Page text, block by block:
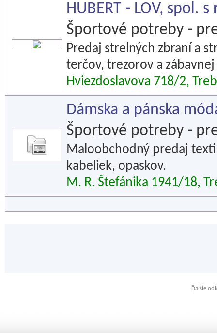
HUBERT - LOV, spol.
Športové potreby -
Predaj strelných zbraní a
terčov, trezorov a
Hviezdoslavova 718/2,
Dámska a pánska
Športové potreby -
Maloobchodný predaj
kabeliek, opaskov.
M. R. Štefánika 1941/18,
Ďalšie